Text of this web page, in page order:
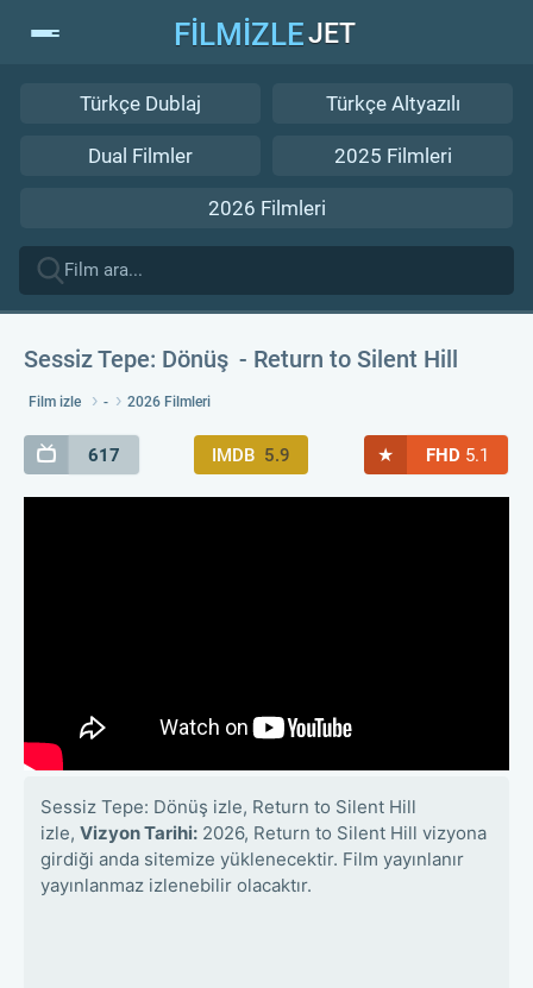
FİLMİZLEJET
Türkçe Dublaj Türkçe Altyazılı
Dual Filmler 2025 Filmleri
2026 Filmleri
Sessiz Tepe: Dönüş Return to Silent Hill
Film izle - 2026 Filmleri
617 IMDB 5.9 ★ FHD 5.1
Sessiz Tepe: Dönüş izle, Return to Silent Hill
izle, Vizyon Tarihi: 2026, Return to Silent Hill vizyona
girdiği anda sitemize yüklenecektir. Film yayınlanır
yayınlanmaz izlenebilir olacaktır.